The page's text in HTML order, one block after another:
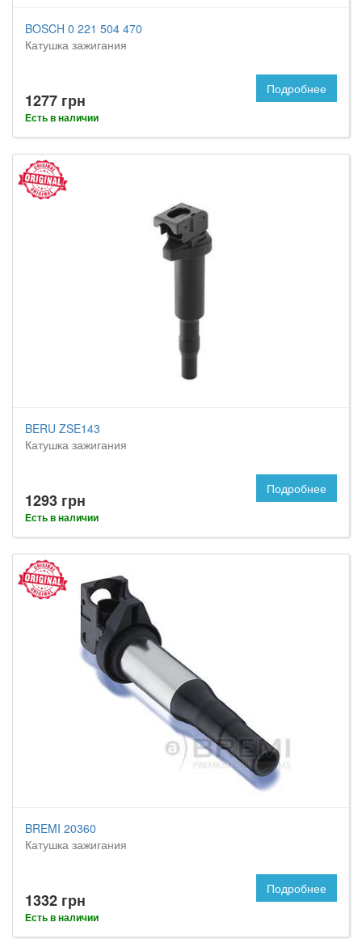
BOSCH 0 221 504 470
Катушка зажигания
1277 грн
Есть в наличии
Подробнее
BERU ZSE143
Катушка зажигания
1293 грн
Есть в наличии
Подробнее
BREMI 20360
Катушка зажигания
1332 грн
Есть в наличии
Подробнее